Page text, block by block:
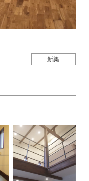
新築